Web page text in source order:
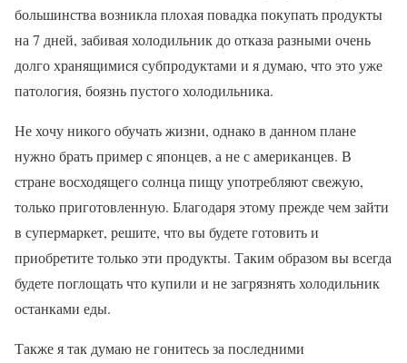
большинства возникла плохая повадка покупать продукты
на 7 дней, забивая холодильник до отказа разными очень
долго хранящимися субпродуктами и я думаю, что это уже
патология, боязнь пустого холодильника.
Не хочу никого обучать жизни, однако в данном плане
нужно брать пример с японцев, а не с американцев. В
стране восходящего солнца пищу употребляют свежую,
только приготовленную. Благодаря этому прежде чем зайти
в супермаркет, решите, что вы будете готовить и
приобретите только эти продукты. Таким образом вы всегда
будете поглощать что купили и не загрязнять холодильник
останками еды.
Также я так думаю не гонитесь за последними